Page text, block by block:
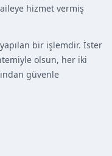
hizmet vermiş
bir işlemdir. İster
olsun, her iki
güvenle